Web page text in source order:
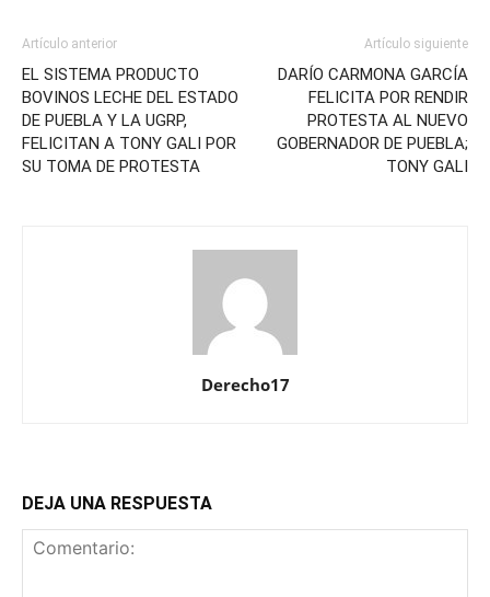
Artículo anterior
EL SISTEMA PRODUCTO
BOVINOS LECHE DEL ESTADO
DE PUEBLA Y LA UGRP,
FELICITAN A TONY GALI POR
SU TOMA DE PROTESTA
Artículo siguiente
DARÍO CARMONA GARCÍA
FELICITA POR RENDIR
PROTESTA AL NUEVO
GOBERNADOR DE PUEBLA;
TONY GALI
Derecho17
DEJA UNA RESPUESTA